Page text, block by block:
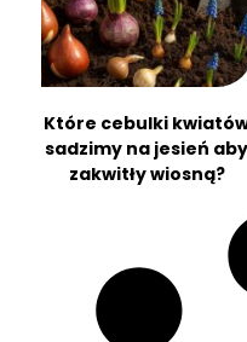
Które cebulki
sadzimy na jesień aby
zakwitły wiosną?